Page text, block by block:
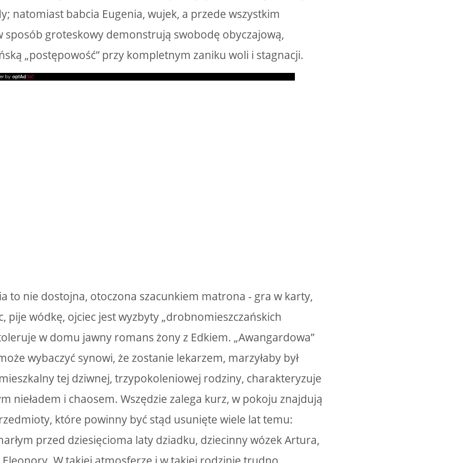
natomiast babcia Eugenia, wujek, a przede wszystkim
sposób groteskowy demonstrują swobodę obyczajową,
„postępowość” przy kompletnym zaniku woli i stagnacji.
to nie dostojna, otoczona szacunkiem matrona - gra w karty,
pije wódkę, ojciec jest wyzbyty „drobnomieszczańskich
w domu jawny romans żony z Edkiem. „Awangardowa”
wybaczyć synowi, że zostanie lekarzem, marzyłaby był
tej dziwnej, trzypokoleniowej rodziny, charakteryzuje
nieładem i chaosem. Wszędzie zalega kurz, w pokoju znajdują
które powinny być stąd usunięte wiele lat temu:
przed dziesięcioma laty dziadku, dziecinny wózek Artura,